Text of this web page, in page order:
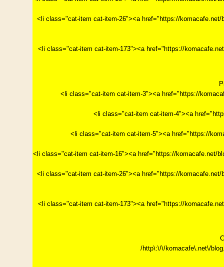
<li class="cat-item cat-item-26"><a href="https://
<li class="cat-item cat-item-173"><a href="https://
<li class="cat-item cat-item-3"><a href="https://
<li class="cat-item cat-item-4"><a
<li class="cat-item cat-item-5"><a href="https://
<li class="cat-item cat-item-16"><a href="https://komacafe.net/
<li class="cat-item cat-item-26"><a href="https://
<li class="cat-item cat-item-173"><a href="https://
/http\:\/\/komacafe\.net\/